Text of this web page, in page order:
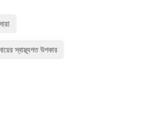
স্বাস্থ্যগত উপকার